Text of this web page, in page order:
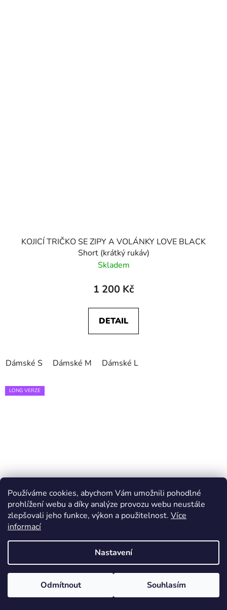
Používáme cookies, abychom Vám umožnili pohodlné
prohlížení webu a díky analýze provozu webu neustále
zlepšovali jeho funkce, výkon a použitelnost. Více
informací
Nastavení
Odmítnout Souhlasím
KOJICÍ TRIČKO SE ZIPY A VOLÁNKY LOVE BLACK
Short (krátký rukáv)
Skladem
1 200 Kč
DETAIL
Dámské S Dámské M Dámské L
LONG VERZE